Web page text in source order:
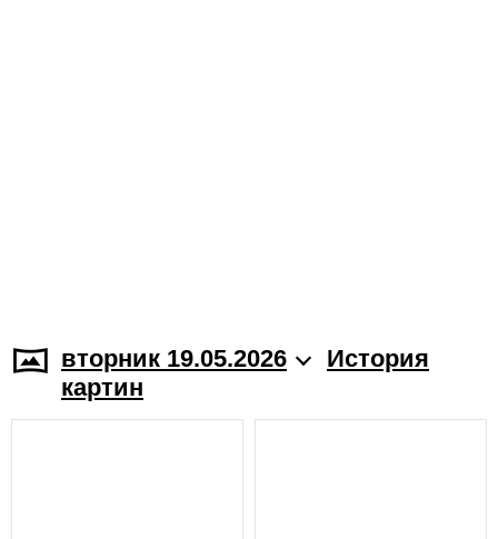
вторник 19.05.2026
История
картин